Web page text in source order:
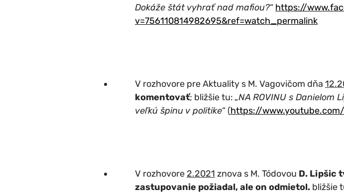
Dokáže štát vyhrať nad mafiou?“ https://
v=756110814982695&ref=watch_permalink
V rozhovore pre Aktuality s M. Vagovičom dňa
komentovať; bližšie tu: „NA ROVINU s
veľkú špinu v politike“ (https://
V rozhovore 2.2021 znova s M. Tódovou D. Lipšic
zastupovanie požiadal, ale on odmietol. bližšie